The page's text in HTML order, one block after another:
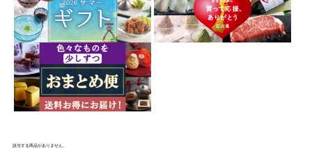
該当する商品がありません。